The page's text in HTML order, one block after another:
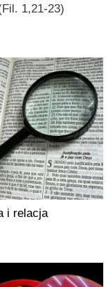
1,21-23)
i relacja